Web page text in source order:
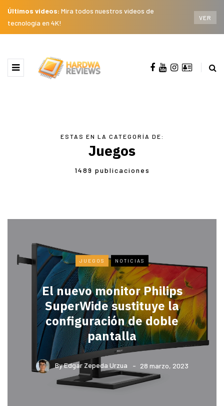
Últimos videos: Mira todos nuestros videos de
tecnología en 4K!
VER
ESTAS EN LA CATEGORÍA DE:
Juegos
1489 publicaciones
JUEGOS NOTICIAS
El nuevo monitor Philips
SuperWide sustituye la
configuración de doble
pantalla
ByEdgar Zepeda Urzua 28 marzo, 2023